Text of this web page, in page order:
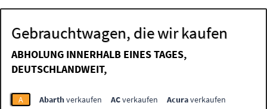
Gebrauchtwagen, die wir kaufen
ABHOLUNG INNERHALB EINES TAGES,
DEUTSCHLANDWEIT,
A Abarthverkaufen ACverkaufen Acuraverkaufen